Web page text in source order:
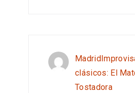
clásicos: El
Tostadora